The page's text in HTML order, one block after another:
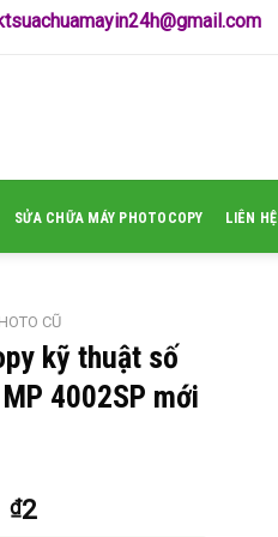
SỬA CHỮA MÁY PHOTOCOPY LIÊN HỆ
CŨ
kỹ thuật số
4002SP mới
₫2